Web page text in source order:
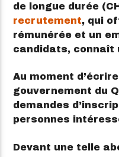
de longue durée
recrutement, qui
rémunérée et un
candidats, connaît
Au moment
gouvernement du
demandes
personnes
Devant une telle